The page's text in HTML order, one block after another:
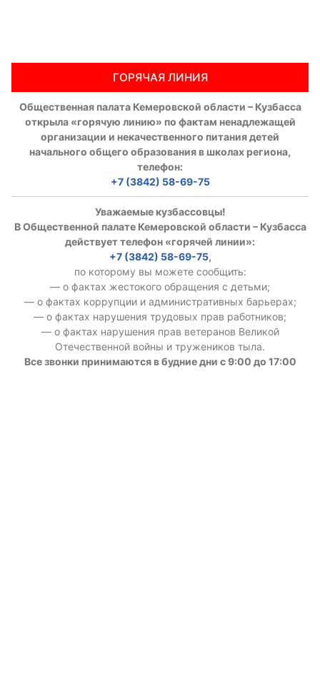
ГОРЯЧАЯ ЛИНИЯ
Общественная палата Кемеровской области – Кузбасса
открыла «горячую линию» по фактам ненадлежащей
организации и некачественного питания детей
начального общего образования в школах региона,
телефон:
+7 (3842) 58-69-75
Уважаемые кузбассовцы!
В Общественной палате Кемеровской области – Кузбасса
действует телефон «горячей линии»:
+7 (3842) 58-69-75,
по которому вы можете сообщить:
— о фактах жестокого обращения с детьми;
— о фактах коррупции и административных барьерах;
— о фактах нарушения трудовых прав работников;
— о фактах нарушения прав ветеранов Великой
Отечественной войны и тружеников тыла.
Все звонки принимаются в будние дни с 9:00 до 17:00